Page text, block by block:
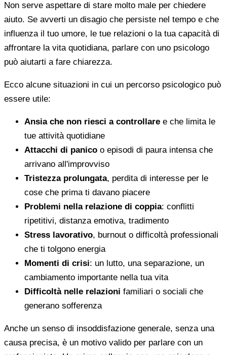
Non serve aspettare di stare molto male per chiedere
aiuto. Se avverti un disagio che persiste nel tempo e che
influenza il tuo umore, le tue relazioni o la tua capacità di
affrontare la vita quotidiana, parlare con uno psicologo
può aiutarti a fare chiarezza.
Ecco alcune situazioni in cui un percorso psicologico può
essere utile:
Ansia che non riesci a controllare e che limita le
tue attività quotidiane
Attacchi di panico o episodi di paura intensa che
arrivano all'improvviso
Tristezza prolungata, perdita di interesse per le
cose che prima ti davano piacere
Problemi nella relazione di coppia: conflitti
ripetitivi, distanza emotiva, tradimento
Stress lavorativo, burnout o difficoltà professionali
che ti tolgono energia
Momenti di crisi: un lutto, una separazione, un
cambiamento importante nella tua vita
Difficoltà nelle relazioni familiari o sociali che
generano sofferenza
Anche un senso di insoddisfazione generale, senza una
causa precisa, è un motivo valido per parlare con un